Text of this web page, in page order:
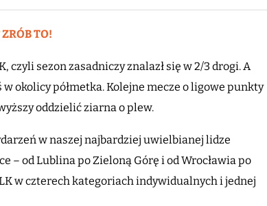
TO!
czyli sezon zasadniczy znalazł się w 2/3 drogi. A
okolicy półmetka. Kolejne mecze o ligowe punkty
oddzielić ziarna o plew.
w naszej najbardziej uwielbianej lidze
– od Lublina po Zieloną Górę i od Wrocławia po
w czterech kategoriach indywidualnych i jednej